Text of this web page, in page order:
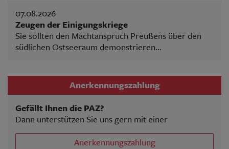
07.08.2026
Zeugen der Einigungskriege
Sie sollten den Machtanspruch Preußens über den
südlichen Ostseeraum demonstrieren...
Anerkennungszahlung
Gefällt Ihnen die PAZ?
Dann unterstützen Sie uns gern mit einer
Anerkennungszahlung